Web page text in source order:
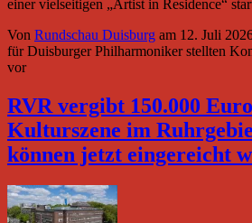
einer vielseitigen „Artist in Residence“
Von Rundschau Duisburg am 12. Juli
für Duisburger Philharmoniker stellten
vor
RVR vergibt 150.000
Kulturszene im
können jetzt eingereicht